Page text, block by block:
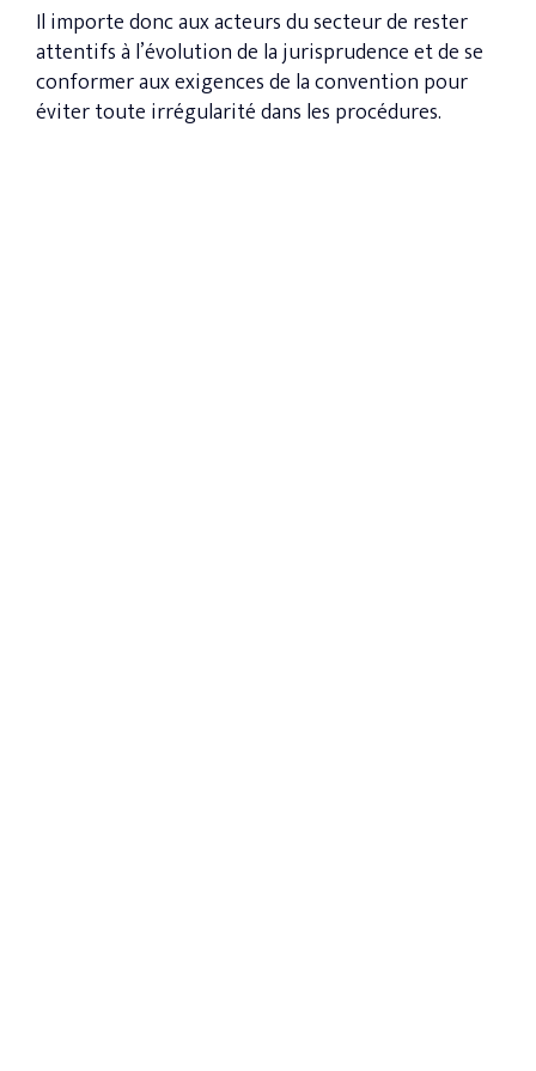
Il importe donc aux acteurs du secteur de rester
attentifs à l’évolution de la jurisprudence et de se
conformer aux exigences de la convention pour
éviter toute irrégularité dans les procédures.